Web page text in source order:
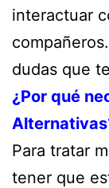
interactuar
dudas que
¿Por qué
Para tratar
tener que